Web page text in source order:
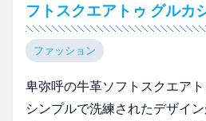
フトスクエアトゥ グルカ
ファッション
卑弥呼の牛革ソフトスクエアト
シンプルで洗練されたデザイ